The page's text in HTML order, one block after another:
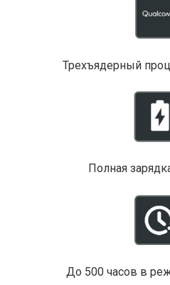
Трехъядерный
Полная
До 500 часов в